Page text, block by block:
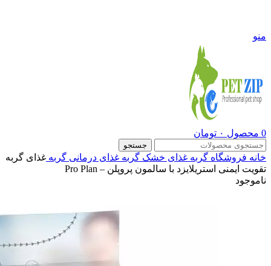
منو
0 محصول ۰ تومان
جستجو
خانه فروشگاه گربه غذای خشک گربه غذای درمانی گربه غذای گربه
تقویت ایمنی استریلایزد با سالمون پروپلن – Pro Plan
ناموجود